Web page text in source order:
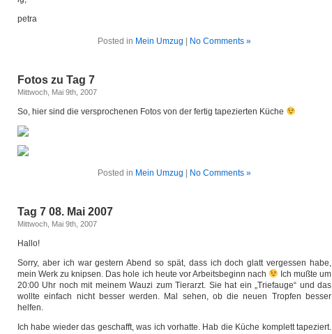
petra
Posted in Mein Umzug No Comments »
Fotos zu Tag 7
Mittwoch, Mai 9th, 2007
So, hier sind die versprochenen Fotos von der fertig tapezierten Küche
Posted in Mein Umzug No Comments »
Tag 7 08. Mai 2007
Mittwoch, Mai 9th, 2007
Hallo!
Sorry, aber ich war gestern Abend so spät, dass ich doch glatt vergessen habe,
mein Werk zu knipsen. Das hole ich heute vor Arbeitsbeginn nach
Ich mußte um
20:00 Uhr noch mit meinem Wauzi zum Tierarzt. Sie hat ein „Triefauge“ und das
wollte einfach nicht besser werden. Mal sehen, ob die neuen Tropfen besser
helfen.
Ich habe wieder das geschafft, was ich vorhatte. Hab die Küche komplett tapeziert.